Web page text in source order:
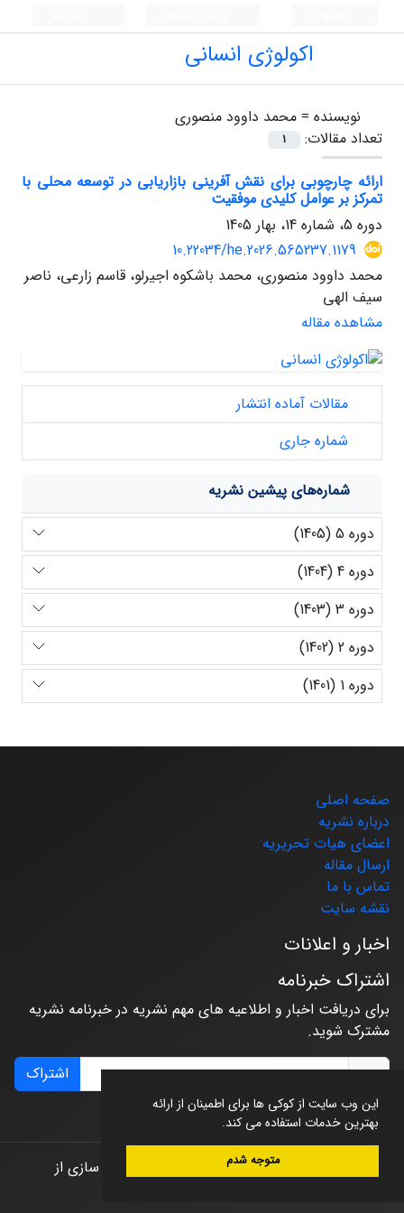
این وب سایت از کوکی ها برای اطمینان از ارائه
بهترین خدمات استفاده می کند.
متوجه شدم
اکولوژی انسانی
نویسنده = محمد داوود منصوری
تعداد مقالات:
1
ارائه چارچوبی برای نقش آفرینی بازاریابی در توسعه محلی با
تمرکز بر عوامل کلیدی موفقیت
دوره 5، شماره 14، بهار 1405
10.22034/he.2026.565237.1179
محمد داوود منصوری، محمد باشکوه اجیرلو، قاسم زارعی، ناصر
سیف الهی
مشاهده مقاله
مقالات آماده انتشار
شماره جاری
شماره‌های پیشین نشریه
دوره 5 (1405)
دوره 4 (1404)
دوره 3 (1403)
دوره 2 (1402)
دوره 1 (1401)
صفحه اصلی
درباره نشریه
اعضای هیات تحریریه
ارسال مقاله
تماس با ما
نقشه سایت
اخبار و اعلانات
اشتراک خبرنامه
برای دریافت اخبار و اطلاعیه های مهم نشریه در خبرنامه نشریه
مشترک شوید.
اشتراک
© سامانه مدیریت نشریات علمی.
طراحی و پیاده سازی از